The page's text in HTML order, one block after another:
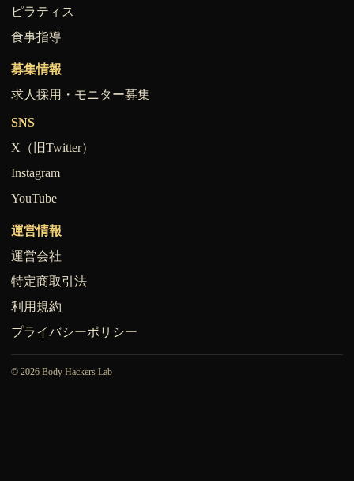
ピラティス
食事指導
募集情報
求人採用・モニター募集
SNS
X（旧Twitter）
Instagram
YouTube
運営情報
運営会社
特定商取引法
利用規約
プライバシーポリシー
© 2026 Body Hackers Lab